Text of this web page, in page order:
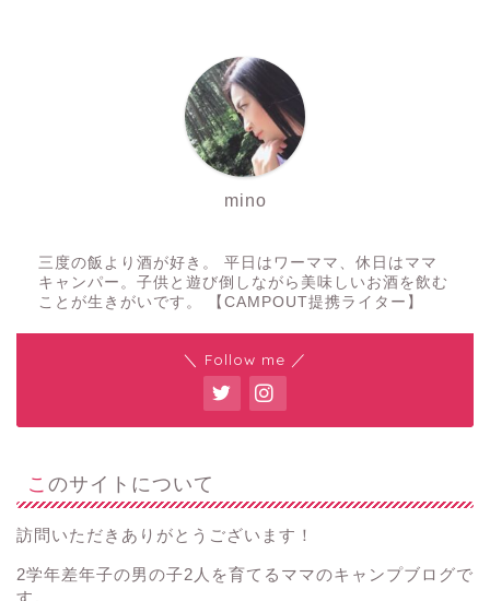
mino
三度の飯より酒が好き。 平日はワーママ、休日はママ
キャンパー。子供と遊び倒しながら美味しいお酒を飲む
ことが生きがいです。 【CAMPOUT提携ライター】
＼ Follow me ／
このサイトについて
訪問いただきありがとうございます！
2学年差年子の男の子2人を育てるママのキャンプブログで